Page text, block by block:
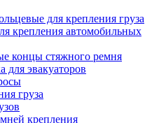
для крепления груза
крепления автомобильных
концы стяжного ремня
для эвакуаторов
груза
крепления